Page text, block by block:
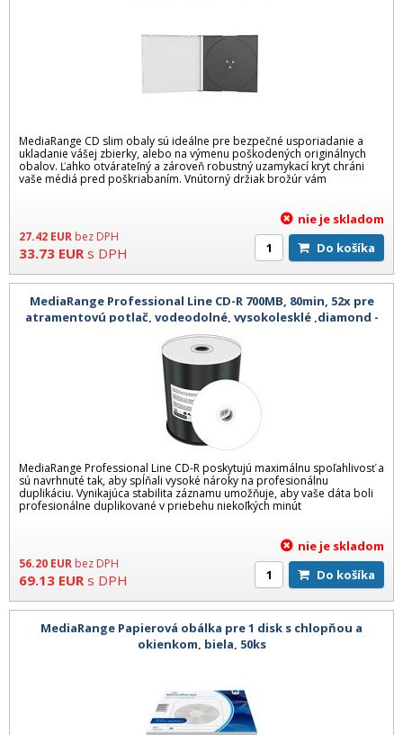
MediaRange CD slim obaly sú ideálne pre bezpečné usporiadanie a
ukladanie vášej zbierky, alebo na výmenu poškodených originálnych
obalov. Ľahko otvárateľný a zároveň robustný uzamykací kryt chráni
vaše médiá pred poškriabaním. Vnútorný držiak brožúr vám
27.42 EUR bez DPH
33.73 EUR s DPH
nie je skladom
Do košíka
MediaRange Professional Line CD-R 700MB, 80min, 52x pre
atramentovú potlač, vodeodolné, vysokolesklé ,diamond -
100ks ca
MediaRange Professional Line CD-R poskytujú maximálnu spoľahlivosť a
sú navrhnuté tak, aby spĺňali vysoké nároky na profesionálnu
duplikáciu. Vynikajúca stabilita záznamu umožňuje, aby vaše dáta boli
profesionálne duplikované v priebehu niekoľkých minút
56.20 EUR bez DPH
69.13 EUR s DPH
nie je skladom
Do košíka
MediaRange Papierová obálka pre 1 disk s chlopňou a
okienkom, biela, 50ks